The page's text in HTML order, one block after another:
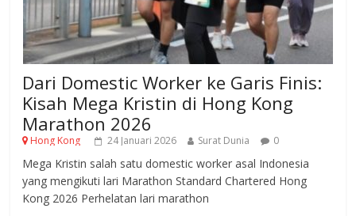
Dari Domestic Worker ke Garis Finis:
Kisah Mega Kristin di Hong Kong
Marathon 2026
Hong Kong 24 Januari 2026 Surat Dunia 0
Mega Kristin salah satu domestic worker asal Indonesia
yang mengikuti lari Marathon Standard Chartered Hong
Kong 2026 Perhelatan lari marathon